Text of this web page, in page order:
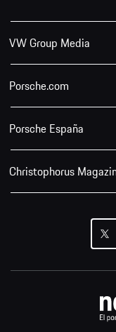
VW Group Media
Porsche.com
Porsche España
Christophorus